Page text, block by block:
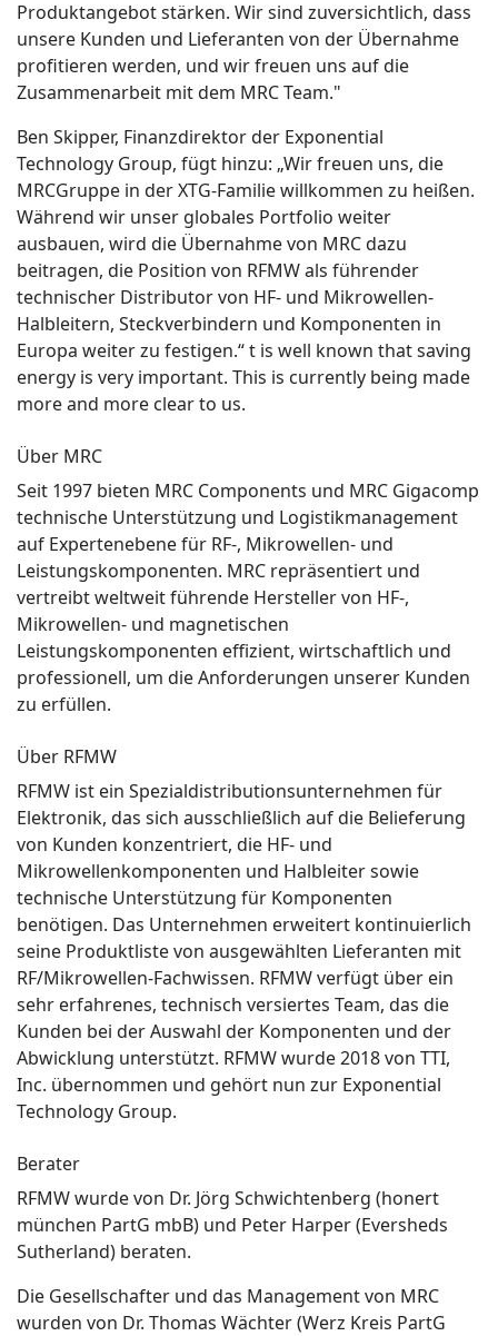
Produktangebot stärken. Wir sind zuversichtlich, dass
unsere Kunden und Lieferanten von der Übernahme
profitieren werden, und wir freuen uns auf die
Zusammenarbeit mit dem MRC Team."
Ben Skipper, Finanzdirektor der Exponential
Technology Group, fügt hinzu: „Wir freuen uns, die
MRCGruppe in der XTG-Familie willkommen zu heißen.
Während wir unser globales Portfolio weiter
ausbauen, wird die Übernahme von MRC dazu
beitragen, die Position von RFMW als führender
technischer Distributor von HF- und Mikrowellen-
Halbleitern, Steckverbindern und Komponenten in
Europa weiter zu festigen.“ t is well known that saving
energy is very important. This is currently being made
more and more clear to us.
Über MRC
Seit 1997 bieten MRC Components und MRC Gigacomp
technische Unterstützung und Logistikmanagement
auf Expertenebene für RF-, Mikrowellen- und
Leistungskomponenten. MRC repräsentiert und
vertreibt weltweit führende Hersteller von HF-,
Mikrowellen- und magnetischen
Leistungskomponenten effizient, wirtschaftlich und
professionell, um die Anforderungen unserer Kunden
zu erfüllen.
Über RFMW
RFMW ist ein Spezialdistributionsunternehmen für
Elektronik, das sich ausschließlich auf die Belieferung
von Kunden konzentriert, die HF- und
Mikrowellenkomponenten und Halbleiter sowie
technische Unterstützung für Komponenten
benötigen. Das Unternehmen erweitert kontinuierlich
seine Produktliste von ausgewählten Lieferanten mit
RF/Mikrowellen-Fachwissen. RFMW verfügt über ein
sehr erfahrenes, technisch versiertes Team, das die
Kunden bei der Auswahl der Komponenten und der
Abwicklung unterstützt. RFMW wurde 2018 von TTI,
Inc. übernommen und gehört nun zur Exponential
Technology Group.
Berater
RFMW wurde von Dr. Jörg Schwichtenberg (honert
münchen PartG mbB) und Peter Harper (Eversheds
Sutherland) beraten.
Die Gesellschafter und das Management von MRC
wurden von Dr. Thomas Wächter (Werz Kreis PartG